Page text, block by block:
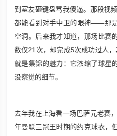
到室友砸键盘骂我傻逼。那段视
都能看到对手中卫的眼神——那
空洞。后来我才知道，那场比赛
数仅21次，却完成5次成功过人
就是集锦的魅力：它浓缩了球星
没察觉的细节。
去年我在上海看一场巴萨元老赛
年曼联三冠王时期的约克球衣，